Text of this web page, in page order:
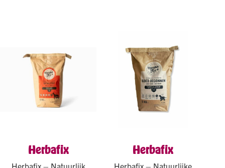
Herbafix
Herbafix – Natuurlijk
Herbafix
Herbafix – Natuurlijke